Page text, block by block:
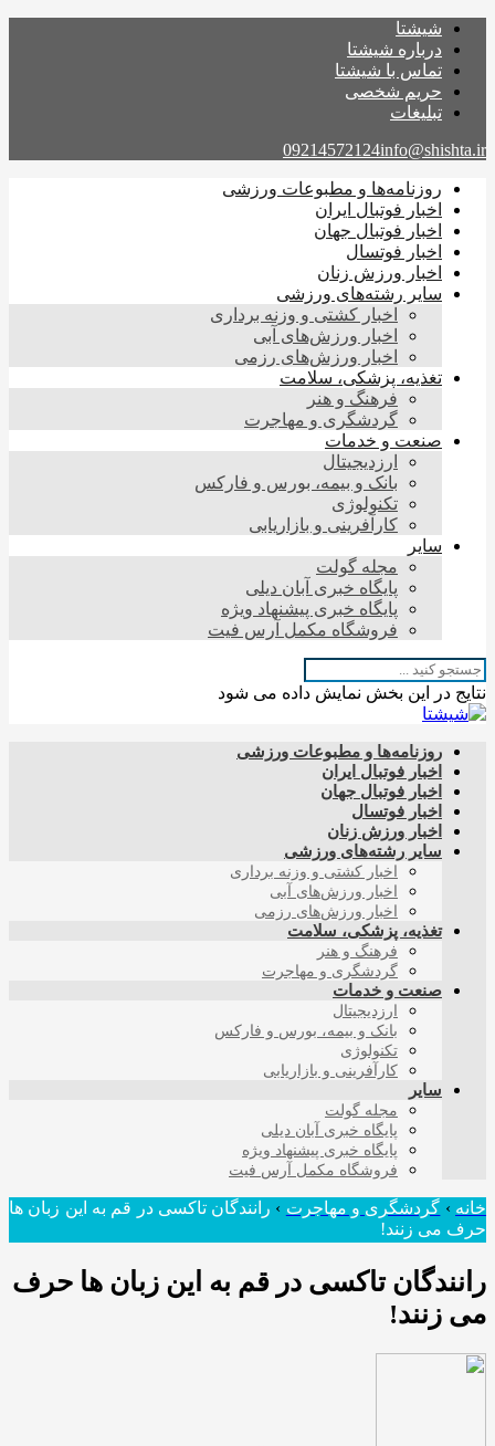
شیشتا
درباره شیشتا
تماس با شیشتا
حریم شخصی
تبلیغات
09214572124info@shishta.ir
روزنامه‌ها و مطبوعات ورزشی
اخبار فوتبال ایران
اخبار فوتبال جهان
اخبار فوتسال
اخبار ورزش زنان
سایر رشته‌های ورزشی
اخبار کشتی و وزنه برداری
اخبار ورزش‌های آبی
اخبار ورزش‌های رزمی
تغذیه، پزشکی، سلامت
فرهنگ و هنر
گردشگری و مهاجرت
صنعت و خدمات
ارزدیجیتال
بانک و بیمه، بورس و فارکس
تکنولوژی
کارآفرینی و بازاریابی
سایر
مجله گولت
پایگاه خبری آبان دیلی
پایگاه خبری پیشنهاد ویژه
فروشگاه مکمل آرس فیت
نتایج در این بخش نمایش داده می شود
روزنامه‌ها و مطبوعات ورزشی
اخبار فوتبال ایران
اخبار فوتبال جهان
اخبار فوتسال
اخبار ورزش زنان
سایر رشته‌های ورزشی
اخبار کشتی و وزنه برداری
اخبار ورزش‌های آبی
اخبار ورزش‌های رزمی
تغذیه، پزشکی، سلامت
فرهنگ و هنر
گردشگری و مهاجرت
صنعت و خدمات
ارزدیجیتال
بانک و بیمه، بورس و فارکس
تکنولوژی
کارآفرینی و بازاریابی
سایر
مجله گولت
پایگاه خبری آبان دیلی
پایگاه خبری پیشنهاد ویژه
فروشگاه مکمل آرس فیت
خانه › گردشگری و مهاجرت › رانندگان تاکسی در قم به این زبان ها
حرف می زنند!
رانندگان تاکسی در قم به این زبان ها حرف
می زنند!